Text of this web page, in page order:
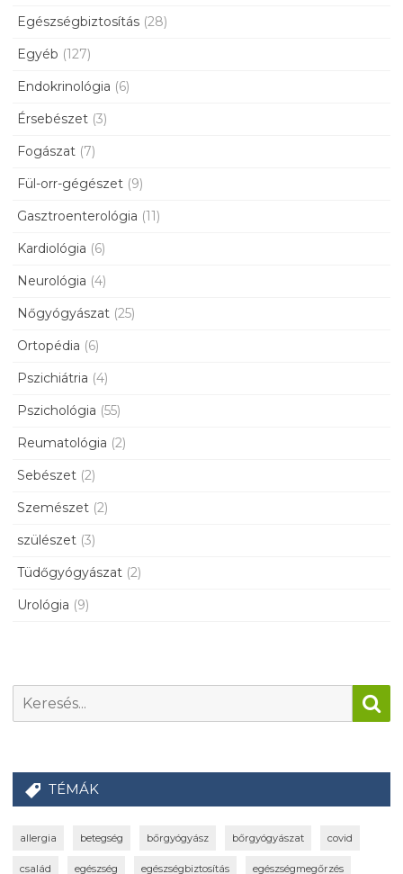
Egészségbiztosítás (28)
Egyéb (127)
Endokrinológia (6)
Érsebészet (3)
Fogászat (7)
Fül-orr-gégészet (9)
Gasztroenterológia (11)
Kardiológia (6)
Neurológia (4)
Nőgyógyászat (25)
Ortopédia (6)
Pszichiátria (4)
Pszichológia (55)
Reumatológia (2)
Sebészet (2)
Szemészet (2)
szülészet (3)
Tüdőgyógyászat (2)
Urológia (9)
TÉMÁK
allergia betegség bőrgyógyász bőrgyógyászat covid
család egészség egészségbiztosítás egészségmegőrzés